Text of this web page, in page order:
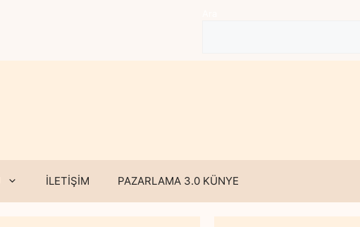
İLETİŞİM PAZARLAMA 3.0 KÜNYE